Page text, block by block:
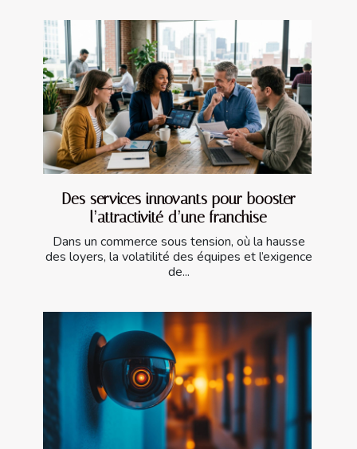
Des services innovants pour booster
l’attractivité d’une franchise
Dans un commerce sous tension, où la hausse
des loyers, la volatilité des équipes et l’exigence
de...